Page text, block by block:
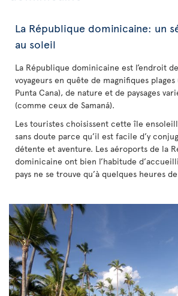
La République dominicaine: un
au soleil
La République dominicaine est l’endroit
voyageurs en quête de magnifiques
Punta Cana), de nature et de paysages
(comme ceux de Samaná).
Les touristes choisissent cette île
sans doute parce qu’il est facile d’y
détente et aventure. Les aéroports de la
dominicaine ont bien l’habitude
pays ne se trouve qu’à quelques heures